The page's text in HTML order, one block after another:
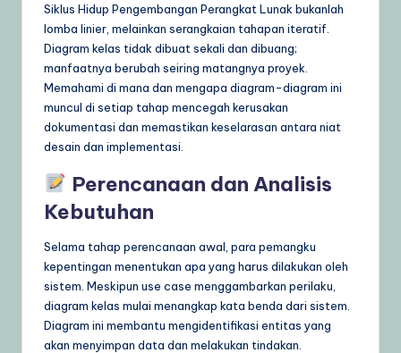
&
L
U
p
d
Siklus Hidup Pengembangan Perangkat Lunak bukanlah
lomba linier, melainkan serangkaian tahapan iteratif.
Diagram kelas tidak dibuat sekali dan dibuang;
manfaatnya berubah seiring matangnya proyek.
Memahami di mana dan mengapa diagram-diagram ini
muncul di setiap tahap mencegah kerusakan
dokumentasi dan memastikan keselarasan antara niat
desain dan implementasi.
Perencanaan dan Analisis
Kebutuhan
Selama tahap perencanaan awal, para pemangku
kepentingan menentukan apa yang harus dilakukan oleh
sistem. Meskipun use case menggambarkan perilaku,
diagram kelas mulai menangkap kata benda dari sistem.
Diagram ini membantu mengidentifikasi entitas yang
akan menyimpan data dan melakukan tindakan.